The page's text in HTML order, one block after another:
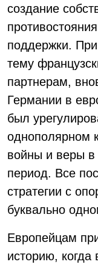
создание
поддержки.
тему
партнерам,
Германии в
был
однополярном
войны и веры
период. Все
стратегии с
буквально
Европейцам
историю,